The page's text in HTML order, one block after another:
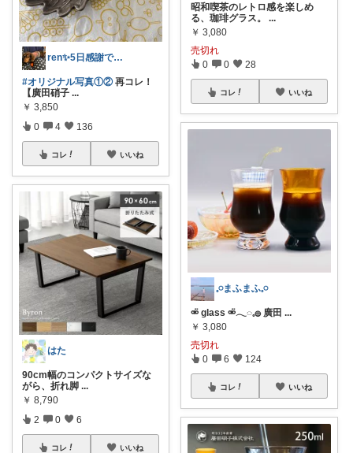
ren✨5日感謝です♡🤔
#オリジナル写真①②再コレ！
【廣田硝子 ...
￥ 3,850
0 4 136
コレ いいね
はた
90cm幅のコンパクトサイズな
がら、折れ脚 ...
￥ 8,790
2 0 6
コレ いいね
昭和喫茶のレトロ感を楽しめ
る、珈琲グラス。
...
￥ 3,080
売切れ
0 0 28
コレ いいね
𓈒𓏸まふまふ𓈒𓏸
⚮̈ glass ⚮̈ 𓂃◌𓈒𓐍 廣田 ...
￥ 3,080
売切れ
0 6 124
コレ いいね